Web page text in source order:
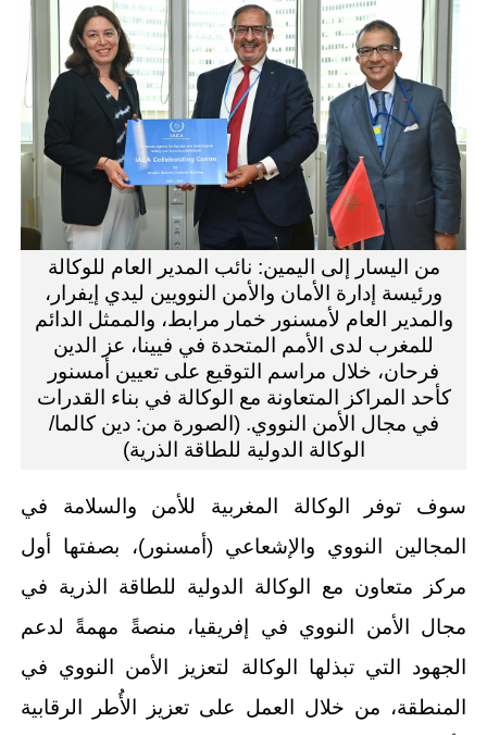
من اليسار إلى اليمين: نائب المدير العام للوكالة
ورئيسة إدارة الأمان والأمن النوويين ليدي إيفرار،
والمدير العام لأمسنور خمار مرابط، والممثل الدائم
للمغرب لدى الأمم المتحدة في فيينا، عز الدين
فرحان، خلال مراسم التوقيع على تعيين أمسنور
كأحد المراكز المتعاونة مع الوكالة في بناء القدرات
في مجال الأمن النووي. (الصورة من: دين كالما/
الوكالة الدولية للطاقة الذرية)
سوف توفر الوكالة المغربية للأمن والسلامة في
المجالين النووي والإشعاعي (أمسنور)، بصفتها أول
مركز متعاون مع الوكالة الدولية للطاقة الذرية في
مجال الأمن النووي في إفريقيا، منصةً مهمةً لدعم
الجهود التي تبذلها الوكالة لتعزيز الأمن النووي في
المنطقة، من خلال العمل على تعزيز الأُطر الرقابية